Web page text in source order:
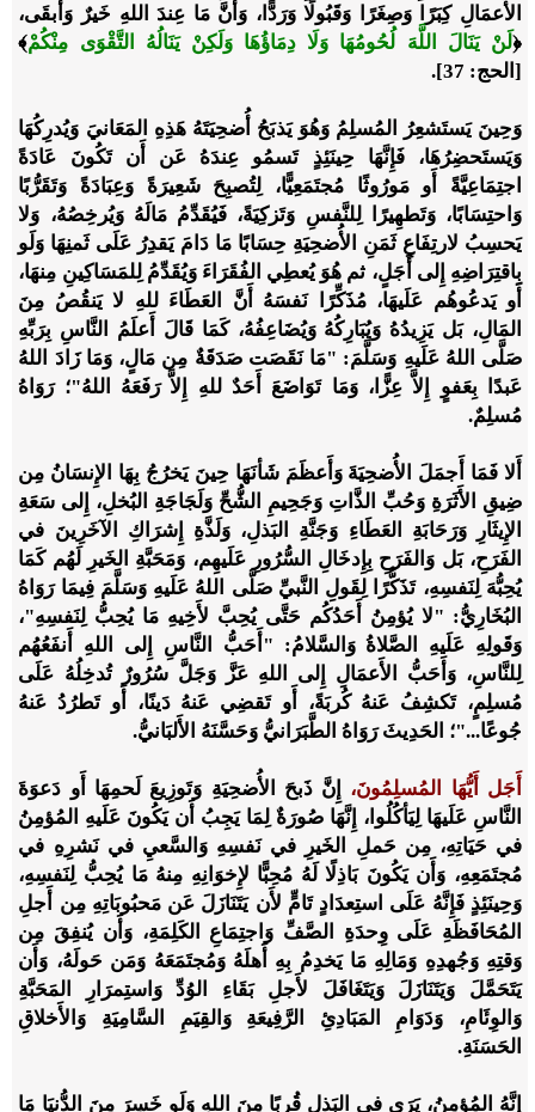
الأَعمَالِ كِبَرًا وَصِغَرًا وَقَبُولًا وَرَدًّا، وَأَنَّ مَا عِندَ اللهِ خَيرٌ وَأَبقَى،
﴿لَنْ يَنَالَ اللَّهَ لُحُومُهَا وَلَا دِمَاؤُهَا وَلَكِنْ يَنَالُهُ التَّقْوَى مِنْكُمْ﴾
[الحج: 37].
وَحِينَ يَستَشعِرُ المُسلِمُ وَهُوَ يَذبَحُ أُضحِيَتَهُ هَذِهِ المَعَانيَ وَيُدرِكُهَا
وَيَستَحضِرُهَا، فَإِنَّهَا حِينَئِذٍ تَسمُو عِندَهُ عَن أَن تَكُونَ عَادَةً
اجتِمَاعِيَّةً أَو مَورُوثًا مُجتَمَعِيًّا، لِتُصبِحَ شَعِيرَةً وَعِبَادَةً وَتَقَرُّبًا
وَاحتِسَابًا، وَتَطهِيرًا لِلنَّفسِ وَتَزكِيَةً، فَيُقَدِّمُ مَالَهُ وَيُرخِصُهُ، وَلا
يَحسِبُ لارتِفَاعِ ثَمَنِ الأُضحِيَةِ حِسَابًا مَا دَامَ يَقدِرُ عَلَى ثَمنِهَا وَلَو
بِاقتِرَاضِهِ إِلى أَجَلٍ، ثم هُوَ يُعطِي الفُقَرَاءَ وَيُقَدِّمُ لِلمَسَاكِينِ مِنهَا،
أَو يَدعُوهُم عَلَيهَا، مُذَكِّرًا نَفسَهُ أَنَّ العَطَاءَ للهِ لا يَنقُصُ مِنَ
المَالِ، بَل يَزِيدُهُ وَيُبَارِكُهُ وَيُضَاعِفُهُ، كَمَا قَالَ أَعلَمُ النَّاسِ بِرَبِّهِ
صَلَّى اللهُ عَلَيهِ وَسَلَّمَ: "مَا نَقَصَت صَدَقَةٌ مِن مَالٍ، وَمَا زَادَ اللهُ
عَبدًا بِعَفوٍ إِلاَّ عِزًّا، وَمَا تَوَاضَعَ أَحَدٌ للهِ إِلاَّ رَفَعَهُ اللهُ"؛ رَوَاهُ
مُسلِمٌ.
أَلا فَمَا أَجمَلَ الأُضحِيَةَ وَأَعظَمَ شَأنَهَا حِينَ يَخرُجُ بِهَا الإِنسَانُ مِن
ضِيقِ الأَثَرَةِ وَحُبِّ الذَّاتِ وَجَحِيمِ الشُّحِّ وَلَجَاجَةِ البُخلِ، إِلى سَعَةِ
الإِيثَارِ وَرَحَابَةِ العَطَاءِ وَجَنَّةِ البَذلِ، وَلَذَّةِ إِشرَاكِ الآخَرِينَ في
الفَرَحِ، بَل وَالفَرَحِ بِإِدخَالِ السُّرُورِ عَلَيهِم، وَمَحَبَّةِ الخَيرِ لَهُم كَمَا
يُحِبُّهَ لِنَفسِهِ، تَذَكُّرًا لِقَولِ النَّبيِّ صَلَّى اللهُ عَلَيهِ وَسَلَّمَ فِيمَا رَوَاهُ
البُخَارِيُّ: "لا يُؤمِنُ أَحَدُكُم حَتَّى يُحِبَّ لأَخِيهِ مَا يُحِبُّ لِنَفسِهِ"،
وَقَولِهِ عَلَيهِ الصَّلاةُ وَالسَّلامُ: "أَحَبُّ النَّاسِ إِلى اللهِ أَنفَعُهُم
لِلنَّاسِ، وَأَحَبُّ الأَعمَالِ إِلى اللهِ عَزَّ وَجَلَّ سُرُورٌ تُدخِلُهُ عَلَى
مُسلِمٍ، تَكشِفُ عَنهُ كُربَةً، أَو تَقضِي عَنهُ دَينًا، أَو تَطرُدُ عَنهُ
جُوعًا..."؛ الحَدِيثَ رَوَاهُ الطَّبَرَانيُّ وَحَسَّنَهُ الأَلبَانيُّ.
أَجَل أَيُّهَا المُسلِمُونَ، إِنَّ ذَبحَ الأُضحِيَةِ وَتَوزِيعَ لَحمِهَا أَو دَعوَةَ
النَّاسِ عَلَيهَا لِيَأكُلُوا، إِنَّهَا صُورَةٌ لِمَا يَجِبُ أَن يَكُونَ عَلَيهِ المُؤمِنُ
في حَيَاتِهِ، مِن حَملِ الخَيرِ في نَفسِهِ وَالسَّعيِ في نَشرِهِ في
مُجتَمَعِهِ، وَأَن يَكُونَ بَاذِلًا لَهُ مُحِبًّا لإِخوَانِهِ مِنهُ مَا يُحِبُّ لِنَفسِهِ،
وَحِينَئِذٍ فَإِنَّهُ عَلَى استِعدَادٍ تَامٍّ لأَن يَتَنَازَلَ عَن مَحبُوبَاتِهِ مِن أَجلِ
المُحَافَظَةِ عَلَى وِحدَةِ الصَّفِّ وَاجتِمَاعِ الكَلِمَةِ، وَأَن يُنفِقَ مِن
وَقتِهِ وَجُهدِهِ وَمَالِهِ مَا يَخدِمُ بِهِ أَهلَهُ وَمُجتَمَعَهُ وَمَن حَولَهُ، وَأَن
يَتَحَمَّلَ وَيَتَنَازَلَ وَيَتَغَافَلَ لأَجلِ بَقَاءِ الوُدِّ وَاستِمرَارِ المَحَبَّةِ
وَالوِئَامِ، وَدَوَامِ المَبَادِئِ الرَّفِيعَةِ وَالقِيَمِ السَّامِيَةِ وَالأَخلاقِ
الحَسَنَةِ.
إِنَّهُ المُؤمِنُ، يَرَى في البَذلِ قُربًا مِنَ اللهِ وَلَو خَسِرَ مِنَ الدُّنيَا مَا